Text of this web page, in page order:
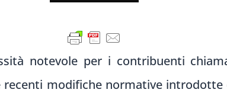
notevole per i contribuenti
recenti modifiche normative introdotte